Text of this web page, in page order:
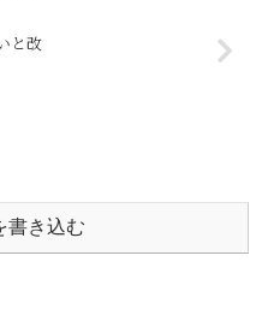
と改
書き込む